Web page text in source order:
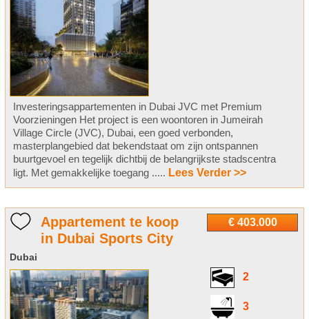
Investeringsappartementen in Dubai JVC met Premium
Voorzieningen Het project is een woontoren in Jumeirah
Village Circle (JVC), Dubai, een goed verbonden,
masterplangebied dat bekendstaat om zijn ontspannen
buurtgevoel en tegelijk dichtbij de belangrijkste stadscentra
ligt. Met gemakkelijke toegang ..... Lees Verder >>
€ 403.000
Appartement te koop
in Dubai Sports City
Dubai
2
3